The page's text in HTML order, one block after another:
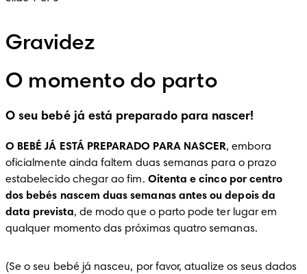
Gravidez
O momento do parto
O seu bebé já está preparado para nascer!
O BEBÉ JÁ ESTÁ PREPARADO PARA NASCER, embora
oficialmente ainda faltem duas semanas para o prazo
estabelecido chegar ao fim. Oitenta e cinco por centro
dos bebés nascem duas semanas antes ou depois da
data prevista, de modo que o parto pode ter lugar em
qualquer momento das próximas quatro semanas.
(Se o seu bebé já nasceu, por favor, atualize os seus dados